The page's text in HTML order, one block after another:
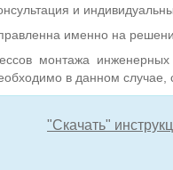
и
именно на
монтажа инженерных
в данном
"Скачать"